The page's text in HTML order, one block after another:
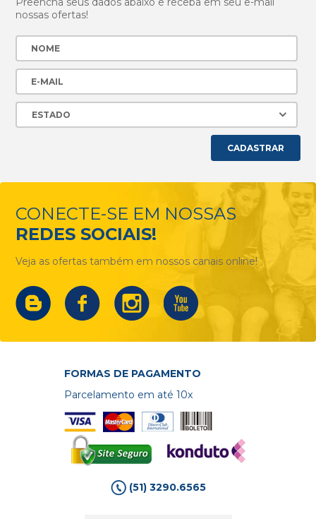
nossas ofertas!
CADASTRAR
CONECTE-SE EM NOSSAS
REDES SOCIAIS!
Veja as ofertas também em nossos canais online!
FORMAS DE PAGAMENTO
Parcelamento em até 10x
(51) 3290.6565